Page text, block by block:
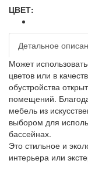
ЦВЕТ:
Детальное
Может
цветов или в
обустройства
помещений.
мебель из
выбором для
бассейнах.
Это стильное и
интерьера или